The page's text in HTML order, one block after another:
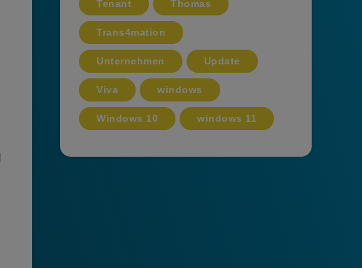
Tenant Thomas
Trans4mation
Unternehmen Update
Viva windows
Windows 10 windows 11